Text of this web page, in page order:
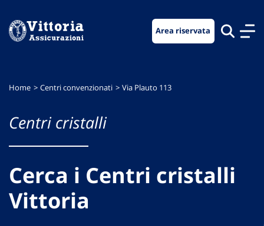
menu
contenuto
footer
Area riservata
Home Centri convenzionati Via Plauto 113
Centri cristalli
Cerca i Centri cristalli
Vittoria